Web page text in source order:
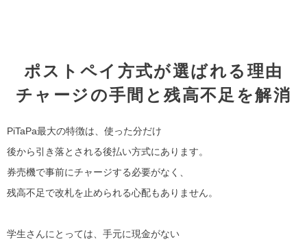
ポストペイ方式が選ばれる理由
チャージの手間と残高不足を解消
PiTaPa最大の特徴は、使った分だけ
後から引き落とされる後払い方式にあります。
券売機で事前にチャージする必要がなく、
残高不足で改札を止められる心配もありません。
学生さんにとっては、手元に現金がない